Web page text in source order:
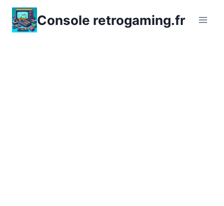
Aller
contenu
Console retrogaming.fr